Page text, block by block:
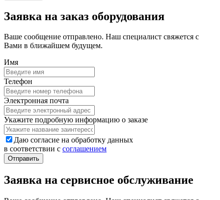
Заявка на заказ оборудования
Ваше сообщение отправлено. Наш специалист свяжется с
Вами в ближайшем будущем.
Имя
Телефон
Электронная почта
Укажите подробную информацию о заказе
Даю согласие на обработку данных
в соответствии с соглашением
Заявка на сервисное обслуживание